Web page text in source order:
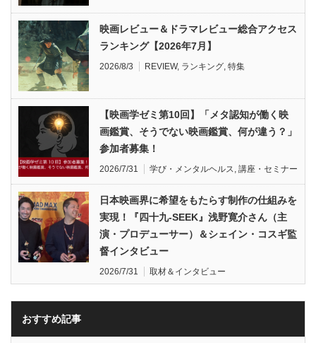
映画レビュー＆ドラマレビュー総合アクセス
ランキング【2026年7月】
2026/8/3 REVIEW, ランキング 特集
【映画学ゼミ第10回】「メタ認知が働く映
画鑑賞、そうでない映画鑑賞、何が違う？」
参加者募集！
2026/7/31 学び・メンタルヘルス 講座・セミナー
日本映画界に希望をもたらす制作の仕組みを
実現！『四十九-SEEK』浅野寛介さん（主
演・プロデューサー）＆シェイン・コスギ監
督インタビュー
2026/7/31 取材＆インタビュー
おすすめ記事